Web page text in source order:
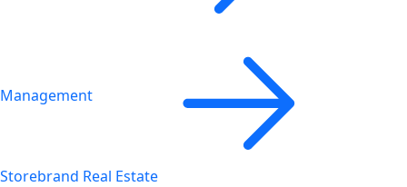
Management
Storebrand Real Estate